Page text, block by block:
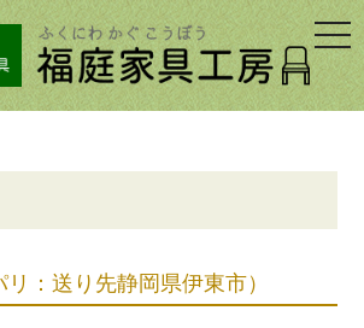
リ：送り先静岡県伊東市）